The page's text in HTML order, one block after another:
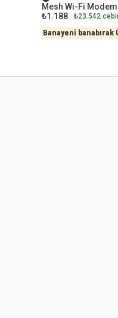
Mesh Wi-Fi
₺1.188
₺23.542
Banayeni banabırak